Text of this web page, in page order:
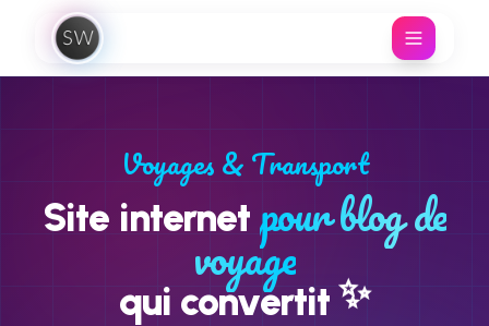
Aller au contenu
Voyages & Transport
Site internet pour blog de
voyage
qui convertit✨